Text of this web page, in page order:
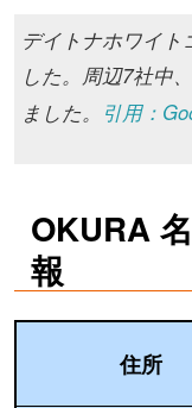
デイトナホワイト
した。周辺7社中
ました。 引用：
OKURA
報
住所